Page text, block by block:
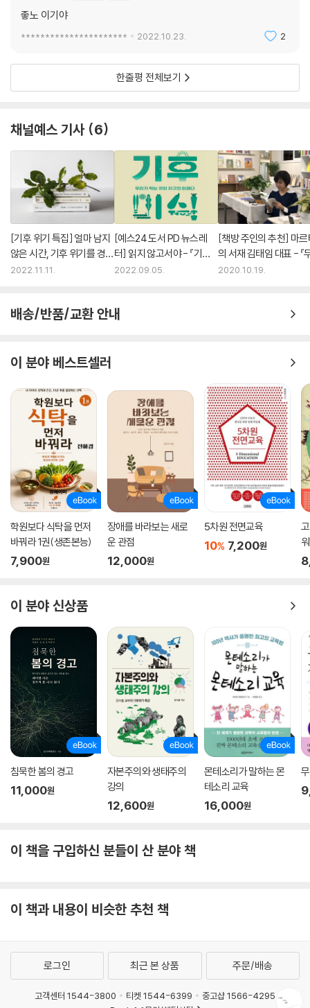
좋노 이기야
********************** 2022.10.23. 2
한줄평 전체보기
채널예스 기사 6
[기후 위기 특집] 얼마 남지
않은 시간, 기후 위기를 경고
하는 책들
2022.11.11.
[예스24 도서 PD 뉴스레
터] 읽지 않고서야 - 『기후
미식』 외
2022.09.05.
[책방 주인의 추천] 마르
의 서재 김태임 대표 - 『
번째 지구는 없다』
2020.10.19.
배송/반품/교환 안내
이 분야 베스트셀러
학원보다 식탁을 먼저
바꿔라 1권(생존본능)
7,900원
장애를 바라보는 새로
운 관점
12,000원
5차원 전면교육
10% 7,200원
이 분야 신상품
침묵한 봄의 경고
11,000원
자본주의와 생태주의
강의
12,600원
몬테소리가 말하는 몬
테소리 교육
16,000원
이 책을 구입하신 분들이 산 분야 책
이 책과 내용이 비슷한 추천 책
로그인 최근 본 상품 주문/배송
고객센터 1544-3800 티켓 1544-6399
중고샵 1566-4295